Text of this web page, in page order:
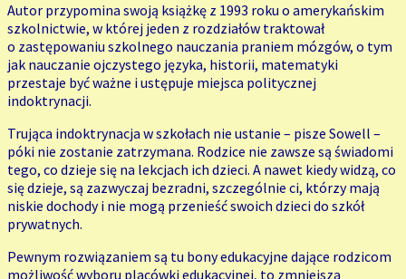
Autor przypomina swoją książkę z 1993 roku o amerykańskim
szkolnictwie, w której jeden z rozdziałów traktował
o zastępowaniu szkolnego nauczania praniem mózgów, o tym
jak nauczanie ojczystego języka, historii, matematyki
przestaje być ważne i ustępuje miejsca politycznej
indoktrynacji.
Trująca indoktrynacja w szkołach nie ustanie – pisze Sowell –
póki nie zostanie zatrzymana. Rodzice nie zawsze są świadomi
tego, co dzieje się na lekcjach ich dzieci. A nawet kiedy widzą, co
się dzieje, są zazwyczaj bezradni, szczególnie ci, którzy mają
niskie dochody i nie mogą przenieść swoich dzieci do szkół
prywatnych.
Pewnym rozwiązaniem są tu bony edukacyjne dające rodzicom
możliwość wyboru placówki edukacyjnej, to zmniejsza